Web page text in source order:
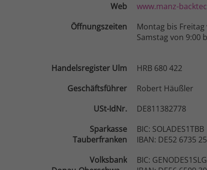
Web
www.manz-
Öffnungszeiten
Montag bis Freitag
Samstag von 9:00
Handelsregister Ulm
HRB 680 422
Geschäftsführer
Robert Häußler
USt-IdNr.
DE811382778
Sparkasse
Tauberfranken
BIC: SOLADES1TBB
IBAN: DE52 6735
Volksbank
BIC: GENODES1SLG